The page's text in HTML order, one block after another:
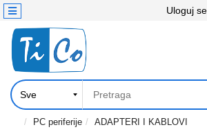
Uloguj se
KATEGORIJE
Računari,
Komponente
Laptop
Kontakt
PC periferije ADAPTERI I KABLOVI